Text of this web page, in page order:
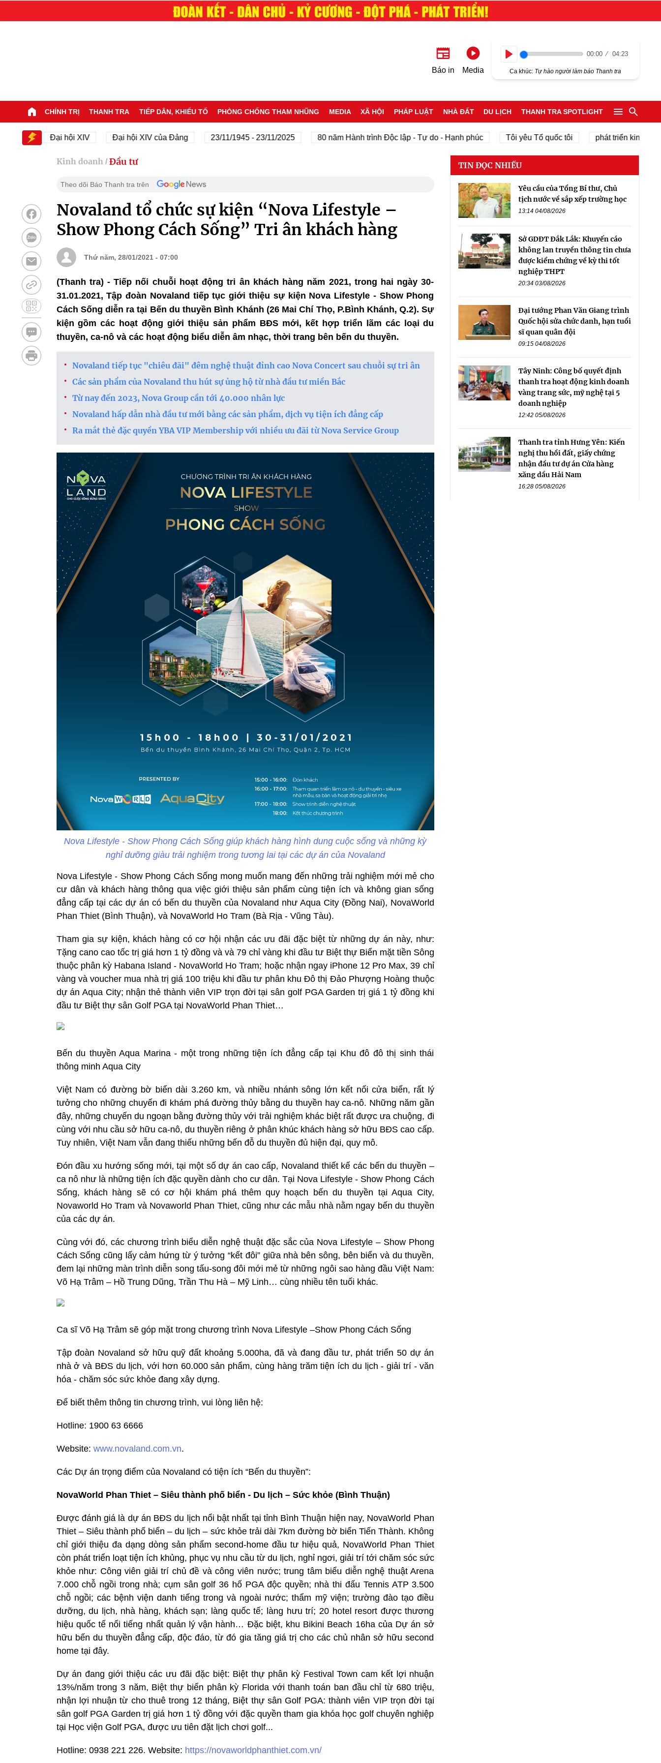
Báo in Media
00:00 04:23
Ca khúc: Tự hào người làm báo Thanh tra
CHÍNH TRỊ THANH TRA TIẾP DÂN, KHIẾU TỐ PHÒNG CHỐNG THAM NHŨNG MEDIA XÃ HỘI PHÁP LUẬT NHÀ ĐẤT DU LỊCH THANH TRA SPOTLIGHT
Đại hội XIV Đại hội XIV của Đảng 23/11/1945 - 23/11/2025 80 năm Hành trình Độc lập - Tự do - Hạnh phúc Tôi yêu Tổ quốc tôi phát triển kinh tế tư
Kinh doanh / Đầu tư
Theo dõi Báo Thanh tra trên
Novaland tổ chức sự kiện “Nova Lifestyle –
Show Phong Cách Sống” Tri ân khách hàng
Thứ năm, 28/01/2021 - 07:00
(Thanh tra) - Tiếp nối chuỗi hoạt động tri ân khách hàng năm 2021, trong hai ngày 30-
31.01.2021, Tập đoàn Novaland tiếp tục giới thiệu sự kiện Nova Lifestyle - Show Phong
Cách Sống diễn ra tại Bến du thuyền Bình Khánh (26 Mai Chí Thọ, P.Bình Khánh, Q.2). Sự
kiện gồm các hoạt động giới thiệu sản phẩm BĐS mới, kết hợp triển lãm các loại du
thuyền, ca-nô và các hoạt động biểu diễn âm nhạc, thời trang bên bến du thuyền.
Novaland tiếp tục "chiêu đãi" đêm nghệ thuật đỉnh cao Nova Concert sau chuỗi sự tri ân
Các sản phẩm của Novaland thu hút sự ủng hộ từ nhà đầu tư miền Bắc
Từ nay đến 2023, Nova Group cần tới 40.000 nhân lực
Novaland hấp dẫn nhà đầu tư mới bằng các sản phẩm, dịch vụ tiện ích đẳng cấp
Ra mắt thẻ đặc quyền YBA VIP Membership với nhiều ưu đãi từ Nova Service Group
Nova Lifestyle - Show Phong Cách Sống giúp khách hàng hình dung cuộc sống và những kỳ
nghỉ dưỡng giàu trải nghiệm trong tương lai tại các dự án của Novaland
Nova Lifestyle - Show Phong Cách Sống mong muốn mang đến những trải nghiệm mới mẻ cho
cư dân và khách hàng thông qua việc giới thiệu sản phẩm cùng tiện ích và không gian sống
đẳng cấp tại các dự án có bến du thuyền của Novaland như Aqua City (Đồng Nai), NovaWorld
Phan Thiet (Bình Thuận), và NovaWorld Ho Tram (Bà Rịa - Vũng Tàu).
Tham gia sự kiện, khách hàng có cơ hội nhận các ưu đãi đặc biệt từ những dự án này, như:
Tặng cano cao tốc trị giá hơn 1 tỷ đồng và và 79 chỉ vàng khi đầu tư Biệt thự Biển mặt tiền Sông
thuộc phân kỳ Habana Island - NovaWorld Ho Tram; hoặc nhận ngay iPhone 12 Pro Max, 39 chỉ
vàng và voucher mua nhà trị giá 100 triệu khi đầu tư phân khu Đô thị Đảo Phượng Hoàng thuộc
dự án Aqua City; nhận thẻ thành viên VIP trọn đời tại sân golf PGA Garden trị giá 1 tỷ đồng khi
đầu tư Biệt thự sân Golf PGA tại NovaWorld Phan Thiet…
Bến du thuyền Aqua Marina - một trong những tiện ích đẳng cấp tại Khu đô đô thị sinh thái
thông minh Aqua City
Việt Nam có đường bờ biển dài 3.260 km, và nhiều nhánh sông lớn kết nối cửa biển, rất lý
tưởng cho những chuyến đi khám phá đường thủy bằng du thuyền hay ca-nô. Những năm gần
đây, những chuyến du ngoạn bằng đường thủy với trải nghiệm khác biệt rất được ưa chuộng, đi
cùng với nhu cầu sở hữu ca-nô, du thuyền riêng ở phân khúc khách hàng sở hữu BĐS cao cấp.
Tuy nhiên, Việt Nam vẫn đang thiếu những bến đỗ du thuyền đủ hiện đại, quy mô.
Đón đầu xu hướng sống mới, tại một số dự án cao cấp, Novaland thiết kế các bến du thuyền –
ca nô như là những tiện ích đặc quyền dành cho cư dân. Tại Nova Lifestyle - Show Phong Cách
Sống, khách hàng sẽ có cơ hội khám phá thêm quy hoạch bến du thuyền tại Aqua City,
Novaworld Ho Tram và Novaworld Phan Thiet, cũng như các mẫu nhà nằm ngay bến du thuyền
của các dự án.
Cùng với đó, các chương trình biểu diễn nghệ thuật đặc sắc của Nova Lifestyle – Show Phong
Cách Sống cũng lấy cảm hứng từ ý tưởng “kết đôi” giữa nhà bên sông, bên biển và du thuyền,
đem lại những màn trình diễn song tấu-song đôi mới mẻ từ những ngôi sao hàng đầu Việt Nam:
Võ Hạ Trâm – Hồ Trung Dũng, Trần Thu Hà – Mỹ Linh… cùng nhiều tên tuổi khác.
Ca sĩ Võ Hạ Trâm sẽ góp mặt trong chương trình Nova Lifestyle –Show Phong Cách Sống
Tập đoàn Novaland sở hữu quỹ đất khoảng 5.000ha, đã và đang đầu tư, phát triển 50 dự án
nhà ở và BĐS du lịch, với hơn 60.000 sản phẩm, cùng hàng trăm tiện ích du lịch - giải trí - văn
hóa - chăm sóc sức khỏe đang xây dựng.
Để biết thêm thông tin chương trình, vui lòng liên hệ:
Hotline: 1900 63 6666
Website: www.novaland.com.vn.
Các Dự án trọng điểm của Novaland có tiện ích “Bến du thuyền”:
NovaWorld Phan Thiet – Siêu thành phố biển - Du lịch – Sức khỏe (Bình Thuận)
Được đánh giá là dự án BĐS du lịch nổi bật nhất tại tỉnh Bình Thuận hiện nay, NovaWorld Phan
Thiet – Siêu thành phố biển – du lịch – sức khỏe trải dài 7km đường bờ biển Tiến Thành. Không
chỉ giới thiệu đa dạng dòng sản phẩm second-home đầu tư hiệu quả, NovaWorld Phan Thiet
còn phát triển loạt tiện ích khủng, phục vụ nhu cầu từ du lịch, nghỉ ngơi, giải trí tới chăm sóc sức
khỏe như: Công viên giải trí chủ đề và công viên nước; trung tâm biểu diễn nghệ thuật Arena
7.000 chỗ ngồi trong nhà; cụm sân golf 36 hố PGA độc quyền; nhà thi đấu Tennis ATP 3.500
chỗ ngồi; các bệnh viện danh tiếng trong và ngoài nước; thẩm mỹ viện; trường đào tạo điều
dưỡng, du lịch, nhà hàng, khách sạn; làng quốc tế; làng hưu trí; 20 hotel resort được thương
hiệu quốc tế nổi tiếng nhất quản lý vận hành… Đặc biệt, khu Bikini Beach 16ha của Dự án sở
hữu bến du thuyền đẳng cấp, độc đáo, từ đó gia tăng giá trị cho các chủ nhân sở hữu second
home tại đây.
Dự án đang giới thiệu các ưu đãi đặc biệt: Biệt thự phân kỳ Festival Town cam kết lợi nhuận
13%/năm trong 3 năm, Biệt thự biển phân kỳ Florida với thanh toán ban đầu chỉ từ 680 triệu,
nhận lợi nhuận từ cho thuê trong 12 tháng, Biệt thự sân Golf PGA: thành viên VIP trọn đời tại
sân golf PGA Garden trị giá hơn 1 tỷ đồng với đặc quyền tham gia khóa học golf chuyên nghiệp
tại Học viện Golf PGA, được ưu tiên đặt lịch chơi golf...
Hotline: 0938 221 226. Website: https://novaworldphanthiet.com.vn/
TIN ĐỌC NHIỀU
Yêu cầu của Tổng Bí thư, Chủ
tịch nước về sắp xếp trường học
13:14 04/08/2026
Sở GDĐT Đắk Lắk: Khuyến cáo
không lan truyền thông tin chưa
được kiểm chứng về kỳ thi tốt
nghiệp THPT
20:34 03/08/2026
Đại tướng Phan Văn Giang trình
Quốc hội sửa chức danh, hạn tuổi
sĩ quan quân đội
09:15 04/08/2026
Tây Ninh: Công bố quyết định
thanh tra hoạt động kinh doanh
vàng trang sức, mỹ nghệ tại 5
doanh nghiệp
12:42 05/08/2026
Thanh tra tỉnh Hưng Yên: Kiến
nghị thu hồi đất, giấy chứng
nhận đầu tư dự án Cửa hàng
xăng dầu Hải Nam
16:28 05/08/2026